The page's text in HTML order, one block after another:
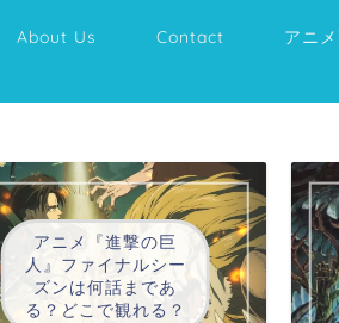
About Us Contact アニ
アニメ『進撃の巨
人』ファイナルシー
ズンは何話まであ
る？どこで観れる？